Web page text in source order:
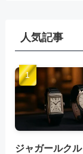
人気記事
ジャガールク